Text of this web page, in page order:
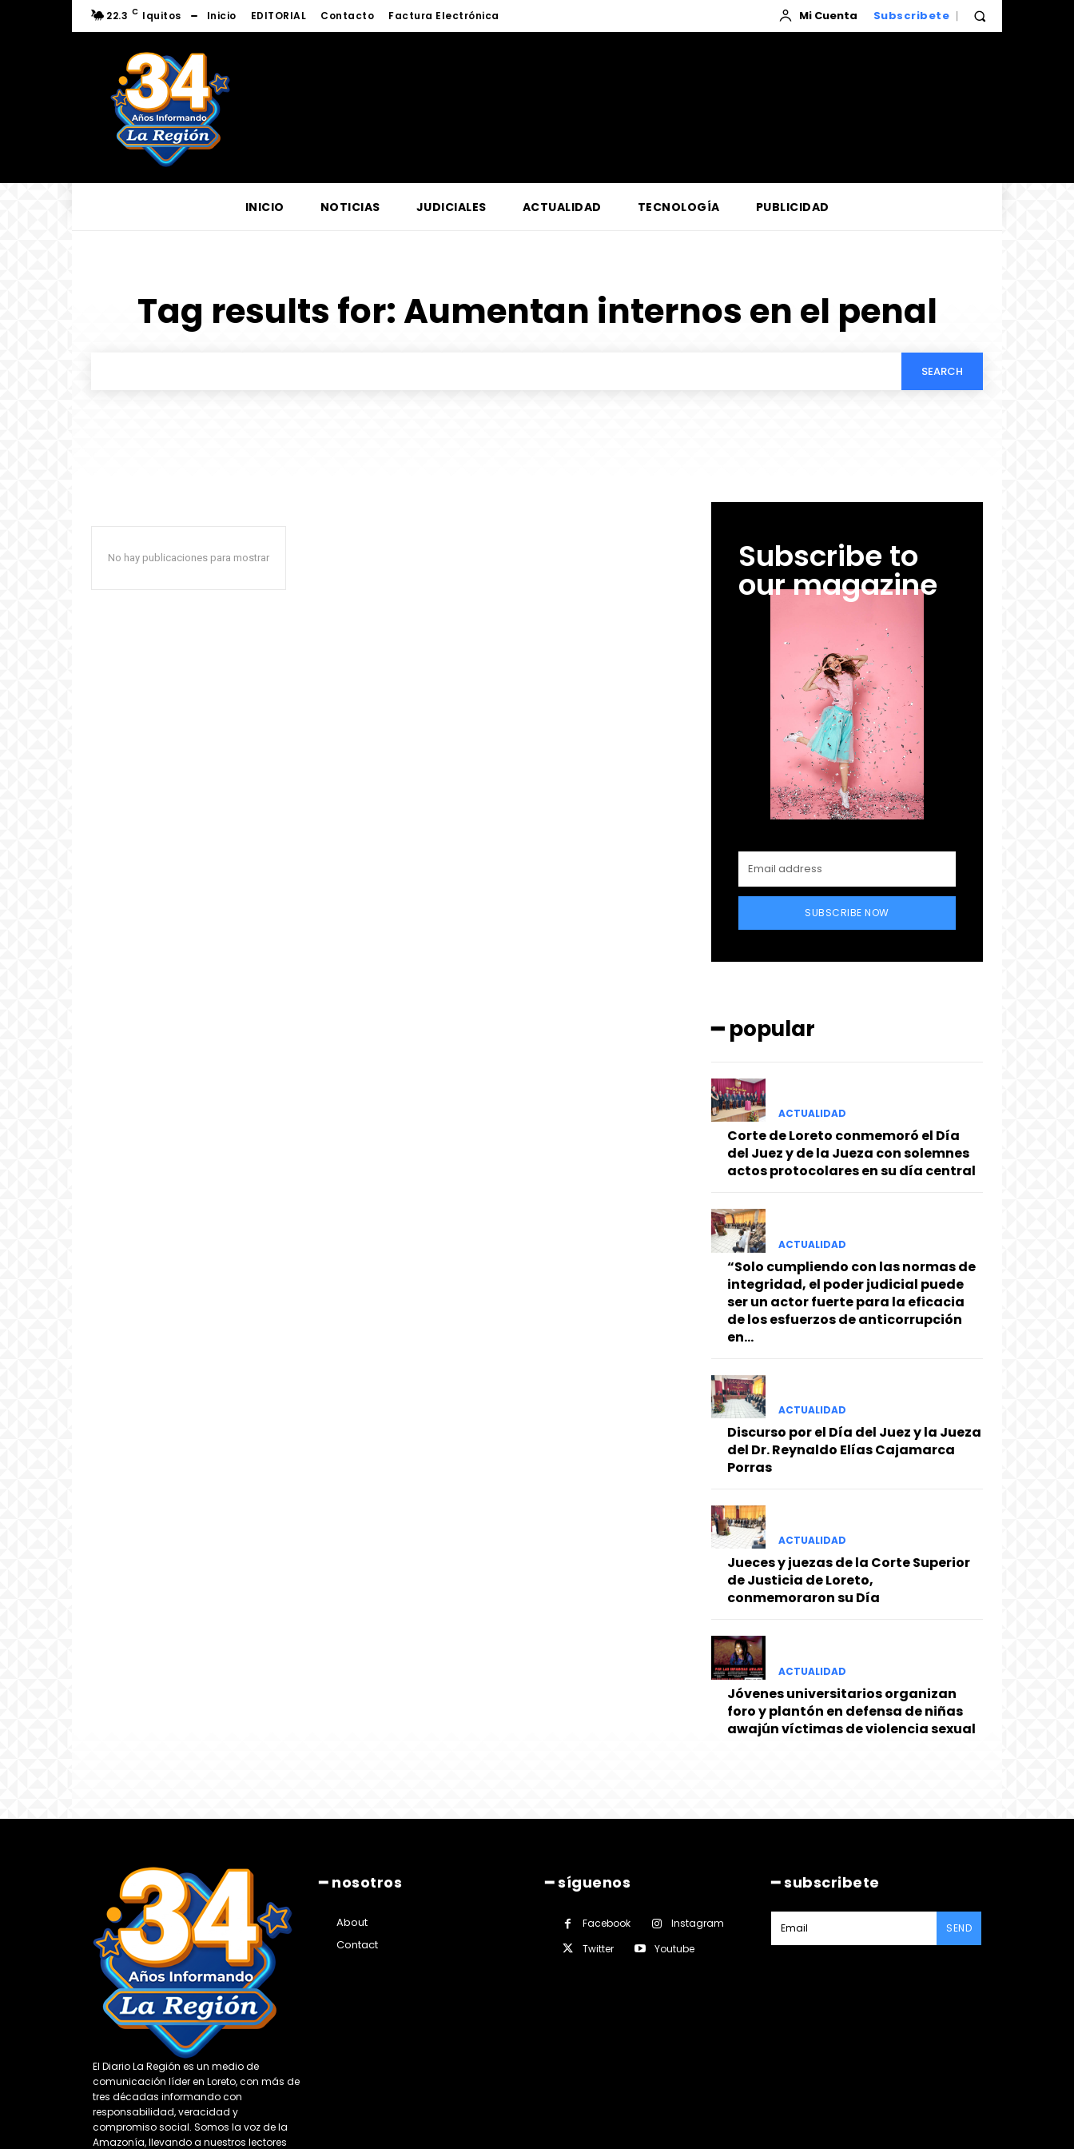
22.3 C Iquitos Inicio EDITORIAL Contacto Factura Electrónica Mi Cuenta Subscribete
INICIO NOTICIAS JUDICIALES ACTUALIDAD TECNOLOGÍA PUBLICIDAD
Tag results for:Aumentan internos en el penal
SEARCH
No hay publicaciones para mostrar Subscribe to
our magazine
SUBSCRIBE NOW
━ popular
ACTUALIDAD
Corte de Loreto conmemoró el Día
del Juez y de la Jueza con solemnes
actos protocolares en su día central
ACTUALIDAD
“Solo cumpliendo con las normas de
integridad, el poder judicial puede
ser un actor fuerte para la eficacia
de los esfuerzos de anticorrupción
en...
ACTUALIDAD
Discurso por el Día del Juez y la Jueza
del Dr. Reynaldo Elías Cajamarca
Porras
ACTUALIDAD
Jueces y juezas de la Corte Superior
de Justicia de Loreto,
conmemoraron su Día
ACTUALIDAD
Jóvenes universitarios organizan
foro y plantón en defensa de niñas
awajún víctimas de violencia sexual
El Diario La Región es un medio de
comunicación líder en Loreto, con más de
tres décadas informando con
responsabilidad, veracidad y
compromiso social. Somos la voz de la
Amazonía, llevando a nuestros lectores
━ nosotros
About
Contact
━ síguenos
Facebook
Instagram
Twitter
Youtube
━ subscribete
SEND